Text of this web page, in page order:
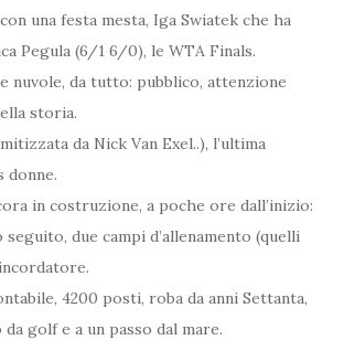
una festa mesta, Iga Swiatek che ha
Pegula (6/1 6/0), le WTA Finals.
nuvole, da tutto: pubblico, attenzione
storia.
da Nick Van Exel..), l’ultima
donne.
in costruzione, a poche ore dall’inizio:
due campi d’allenamento (quelli
4200 posti, roba da anni Settanta,
golf e a un passo dal mare.